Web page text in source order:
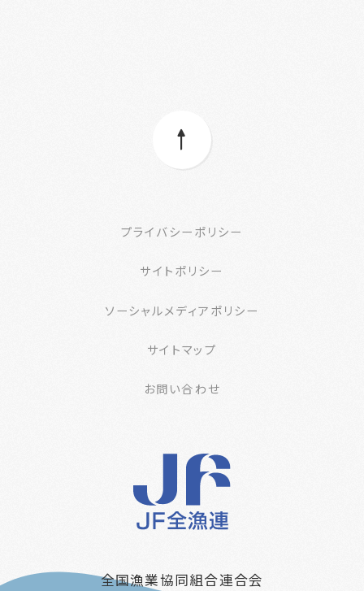
プライバシーポリシー
サイトポリシー
ソーシャルメディアポリシー
サイトマップ
お問い合わせ
全国漁業協同組合連合会